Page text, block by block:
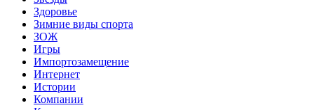
Здоровье
Зимние виды спорта
ЗОЖ
Игры
Импортозамещение
Интернет
Истории
Компании